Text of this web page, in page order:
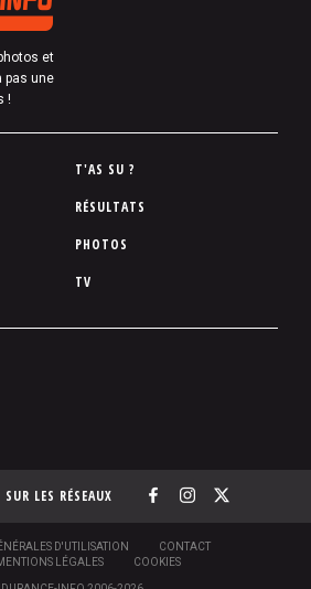
et
pas une
!
T'AS SU ?
RÉSULTATS
PHOTOS
TV
LES RÉSEAUX
D'UTILISATION
CONTACT
MENTIONS LÉGALES
COOKIES